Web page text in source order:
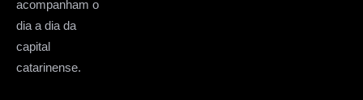
acompanham o
dia a dia da
capital
catarinense.